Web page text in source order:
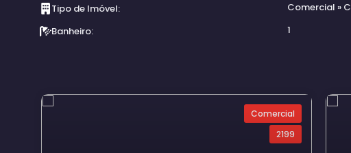
Tipo de Imóvel:
Comercial »
Banheiro:
1
Comercial
2199